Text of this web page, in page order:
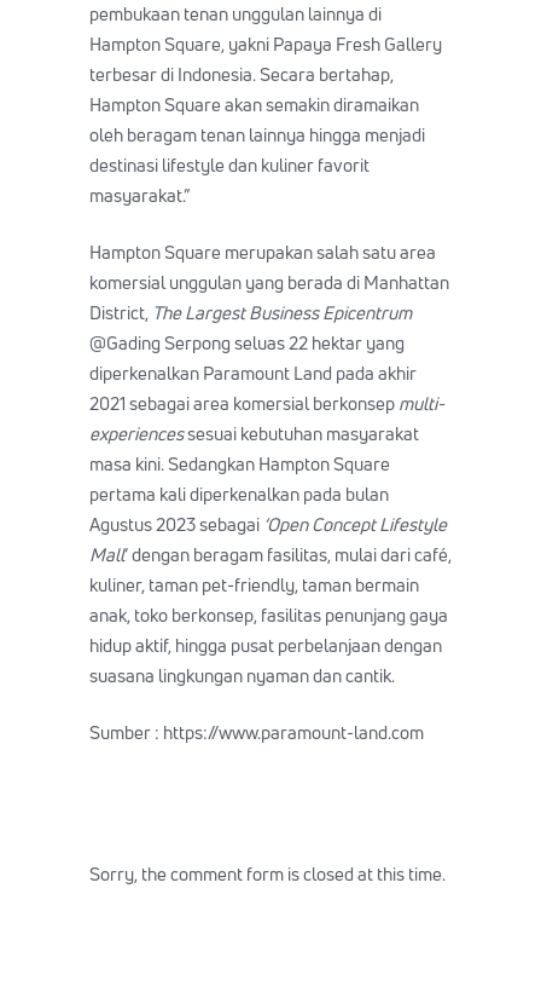
pembukaan tenan unggulan lainnya di
Hampton Square, yakni Papaya Fresh Gallery
terbesar di Indonesia. Secara bertahap,
Hampton Square akan semakin diramaikan
oleh beragam tenan lainnya hingga menjadi
destinasi lifestyle dan kuliner favorit
masyarakat.”
Hampton Square merupakan salah satu area
komersial unggulan yang berada di Manhattan
District, The Largest Business Epicentrum
@Gading Serpong seluas 22 hektar yang
diperkenalkan Paramount Land pada akhir
2021 sebagai area komersial berkonsepmulti-
experiencessesuai kebutuhan masyarakat
masa kini. Sedangkan Hampton Square
pertama kali diperkenalkan pada bulan
Agustus 2023 sebagai ‘Open Concept Lifestyle
Mall‘ dengan beragam fasilitas, mulai dari café,
kuliner, taman pet-friendly, taman bermain
anak, toko berkonsep, fasilitas penunjang gaya
hidup aktif, hingga pusat perbelanjaan dengan
suasana lingkungan nyaman dan cantik.
Sumber : https://www.paramount-land.com
Sorry, the comment form is closed at this time.